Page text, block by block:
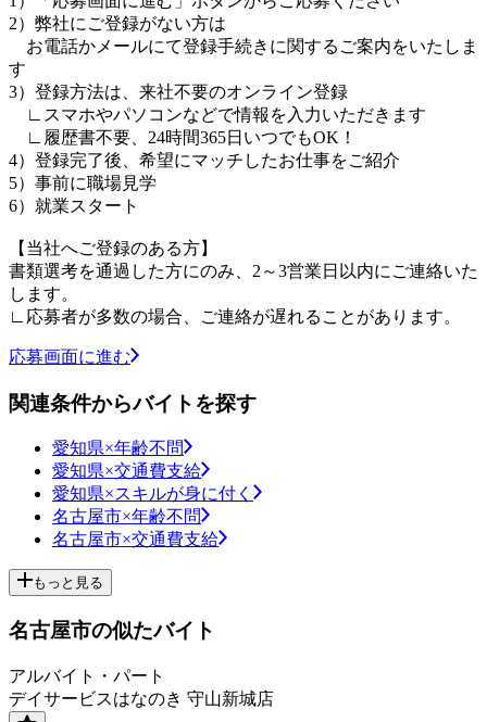
2）弊社にご登録がない方は
お電話かメールにて登録手続きに関するご案内をいたしま
す
3）登録方法は、来社不要のオンライン登録
∟スマホやパソコンなどで情報を入力いただきます
∟履歴書不要、24時間365日いつでもOK！
4）登録完了後、希望にマッチしたお仕事をご紹介
5）事前に職場見学
6）就業スタート
【当社へご登録のある方】
書類選考を通過した方にのみ、2～3営業日以内にご連絡いた
します。
∟応募者が多数の場合、ご連絡が遅れることがあります。
応募画面に進む
関連条件からバイトを探す
愛知県×年齢不問
愛知県×交通費支給
愛知県×スキルが身に付く
名古屋市×年齢不問
名古屋市×交通費支給
もっと見る
名古屋市の似たバイト
アルバイト・パート
デイサービスはなのき 守山新城店